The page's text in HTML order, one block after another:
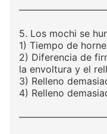
5. Los mochi se
1) Tiempo de
2) Diferencia de
la envoltura y el
3) Relleno
4) Relleno